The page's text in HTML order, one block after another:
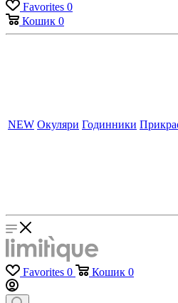
Favorites 0
Кошик 0
NEW Окуляри Годинники
Favorites 0 Кошик 0